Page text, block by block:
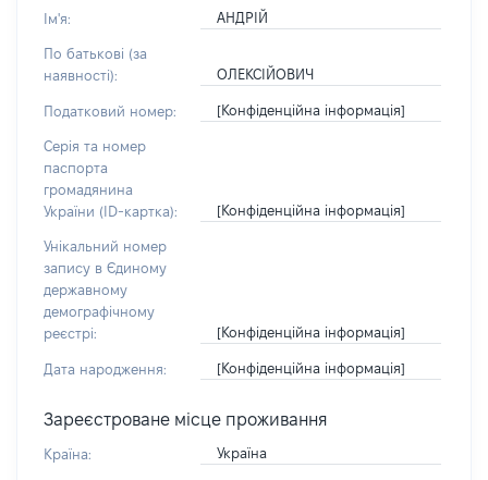
Ім'я: АНДРІЙ
По батькові (за
наявності):
ОЛЕКСІЙОВИЧ
Податковий номер: [Конфіденційна інформація]
Серія та номер
паспорта
громадянина
України (ID-картка):
[Конфіденційна інформація]
Унікальний номер
запису в Єдиному
державному
демографічному
реєстрі:
[Конфіденційна інформація]
Дата народження: [Конфіденційна інформація]
Зареєстроване місце проживання
Країна: Україна